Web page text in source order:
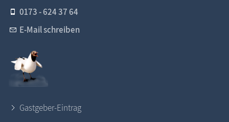
0173 - 624 37 64
E-Mail schreiben
Gastgeber-Eintrag